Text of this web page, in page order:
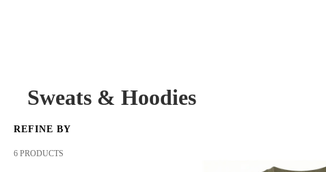
Sweats & Hoodies
REFINE BY
6 PRODUCTS